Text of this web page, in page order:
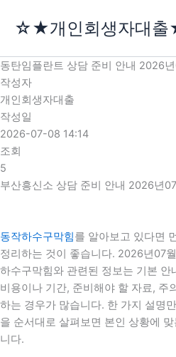
로
건
너
뛰
기
☆★개인회생자대
동탄임플란트 상담 준비 안내 2026
작성자
개인회생자대출
작성일
2026-07-08 14:14
조회
5
부산흥신소 상담 준비 안내 2026년
동작하수구막힘를 알아보고 있다면
정리하는 것이 좋습니다. 2026년07
하수구막힘와 관련된 정보는 기본 안
비용이나 기간, 준비해야 할 자료, 주
하는 경우가 많습니다. 한 가지 설명
을 순서대로 살펴보면 본인 상황에
니다.